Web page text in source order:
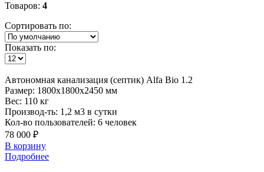
Товаров: 4
Сортировать по:
Показать по:
Автономная канализация (септик) Alfa Bio 1.2
Размер: 1800x1800x2450 мм
Вес: 110 кг
Производ-ть: 1,2 м3 в сутки
Кол-во пользователей: 6 человек
78 000 ₽
В корзину
Подробнее